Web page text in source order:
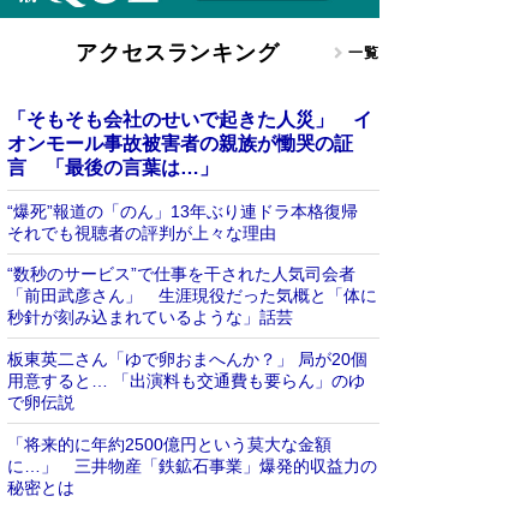
アクセスランキング 一覧
「そもそも会社のせいで起きた人災」 イ
オンモール事故被害者の親族が慟哭の証
言 「最後の言葉は…」
“爆死”報道の「のん」13年ぶり連ドラ本格復帰
それでも視聴者の評判が上々な理由
“数秒のサービス”で仕事を干された人気司会者
「前田武彦さん」 生涯現役だった気概と「体に
秒針が刻み込まれているような」話芸
板東英二さん「ゆで卵おまへんか？」 局が20個
用意すると… 「出演料も交通費も要らん」のゆ
で卵伝説
「将来的に年約2500億円という莫大な金額
に…」 三井物産「鉄鉱石事業」爆発的収益力の
秘密とは